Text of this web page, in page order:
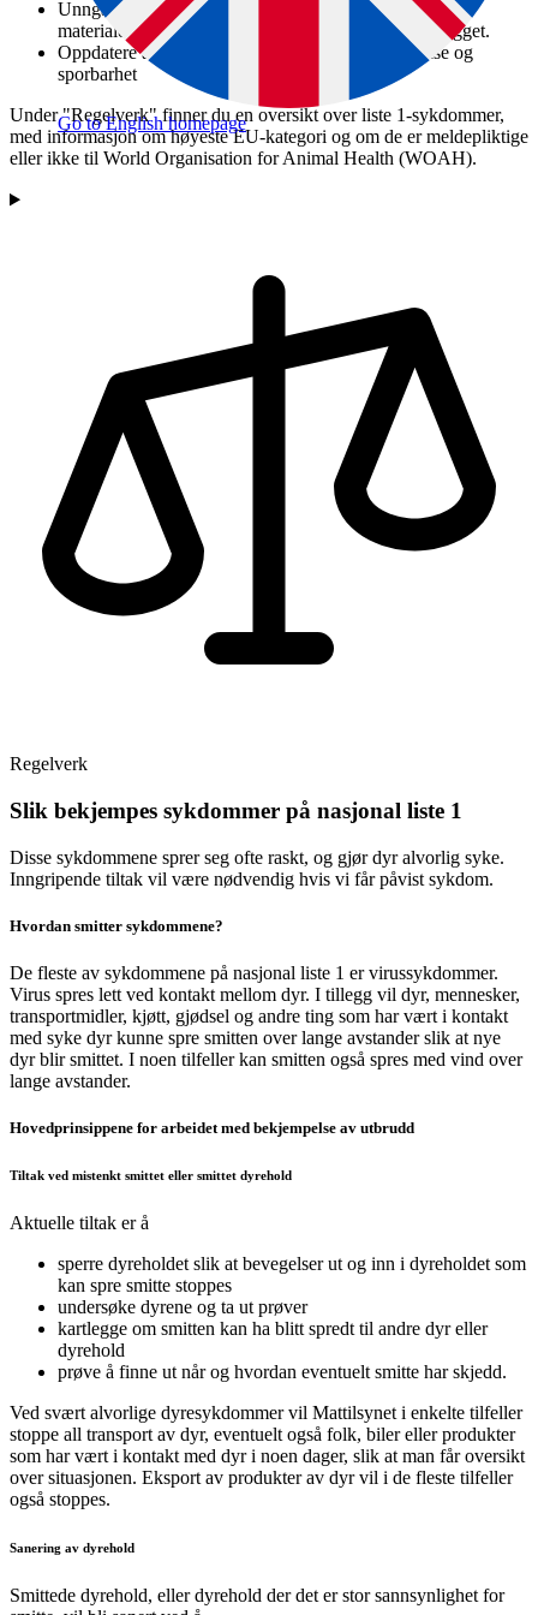
Go to English homepage
Unngå all unødvendig flytting av andre dyr, produkter,
materialer, personer og transportmidler til og fra anlegget.
Oppdatere anleggets journaler for produksjon, helse og
sporbarhet
Under "Regelverk" finner du en oversikt over liste 1-sykdommer,
med informasjon om høyeste EU-kategori og om de er meldepliktige
eller ikke til World Organisation for Animal Health (WOAH).
Regelverk
Slik bekjempes sykdommer på nasjonal liste 1
Disse sykdommene sprer seg ofte raskt, og gjør dyr alvorlig syke.
Inngripende tiltak vil være nødvendig hvis vi får påvist sykdom.
Hvordan smitter sykdommene?
De fleste av sykdommene på nasjonal liste 1 er virussykdommer.
Virus spres lett ved kontakt mellom dyr. I tillegg vil dyr, mennesker,
transportmidler, kjøtt, gjødsel og andre ting som har vært i kontakt
med syke dyr kunne spre smitten over lange avstander slik at nye
dyr blir smittet. I noen tilfeller kan smitten også spres med vind over
lange avstander.
Hovedprinsippene for arbeidet med bekjempelse av utbrudd
Tiltak ved mistenkt smittet eller smittet dyrehold
Aktuelle tiltak er å
sperre dyreholdet slik at bevegelser ut og inn i dyreholdet som
kan spre smitte stoppes
undersøke dyrene og ta ut prøver
kartlegge om smitten kan ha blitt spredt til andre dyr eller
dyrehold
prøve å finne ut når og hvordan eventuelt smitte har skjedd.
Ved svært alvorlige dyresykdommer vil Mattilsynet i enkelte tilfeller
stoppe all transport av dyr, eventuelt også folk, biler eller produkter
som har vært i kontakt med dyr i noen dager, slik at man får oversikt
over situasjonen. Eksport av produkter av dyr vil i de fleste tilfeller
også stoppes.
Sanering av dyrehold
Smittede dyrehold, eller dyrehold der det er stor sannsynlighet for